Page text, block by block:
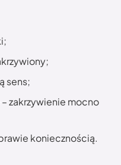
sens;
zakrzywienie mocno
koniecznością.